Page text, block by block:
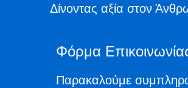
Δίνοντας αξία στον
Φόρμα
Παρακαλούμε